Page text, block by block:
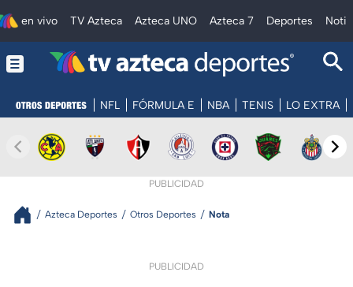
en vivo TV Azteca Azteca UNO Azteca 7 Deportes
NFL FÓRMULA E NBA TENIS LO EXTRA
PUBLICIDAD
Azteca Deportes Otros Deportes Nota
PUBLICIDAD